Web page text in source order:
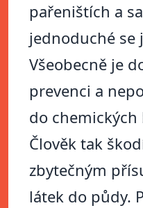
pařeništích a
jednoduché se
Všeobecně je
prevenci a
do chemických
Člověk tak
zbytečným
látek do půdy.